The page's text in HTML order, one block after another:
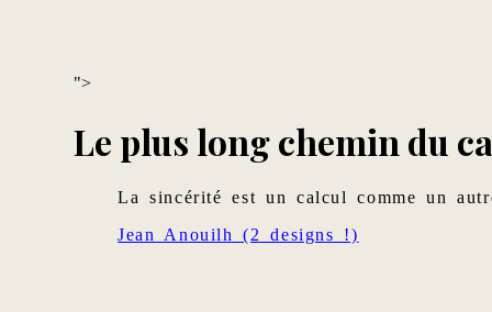
">
Le plus long chemin du
La sincérité est un calcul comme un
Jean Anouilh (2 designs !)